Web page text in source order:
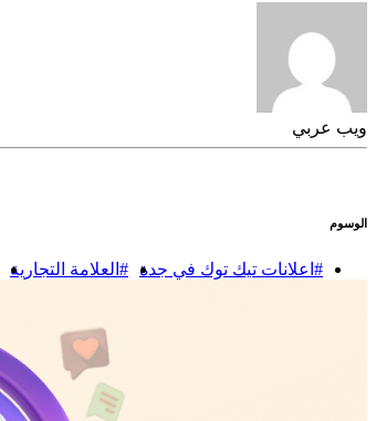
ويب عربي
الوسوم
#اعلانات تيك توك في جدة #العلامة التجارية